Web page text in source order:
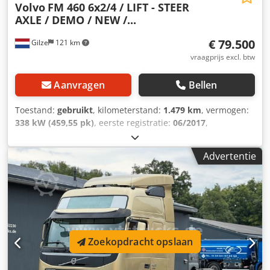
Gilze 121 km
Volvo FM 460 6x2/4 / LIFT - STEER
AXLE / DEMO / NEW /...
€ 79.500
vraagprijs excl. btw
Aanvragen Bellen
Toestand: gebruikt, kilometerstand: 1.479 km, vermogen:
338 kW (459,55 pk), eerste registratie: 06/2017,
, bandenmaten:
asconfiguratie:6x2, wielbasis:3.900 mm, brandstof:
diesel, remmen: , kleur:wit, soort overbrenging:
automatisch, emissieklasse:Euro 6, ophanging: lucht,
Bouwjaar:2017, Uitrusting:ABS, AdBlue, airconditioning,
bekrachtigde besturing, centrale vergrendeling, cruise
control, differentieelslot, elektrische raamverstelling,
koelkast, rijstrookassistent, spoiler, standkachel,
stoelverwarming, tractieregeling , = Verdere opties en
accessoires = - Adaptieve cruise control - Dakspoiler -
Elektrische stuurbekrachtiging - Centrale vergrendeling
Advertentie
Zoekopdracht opslaan